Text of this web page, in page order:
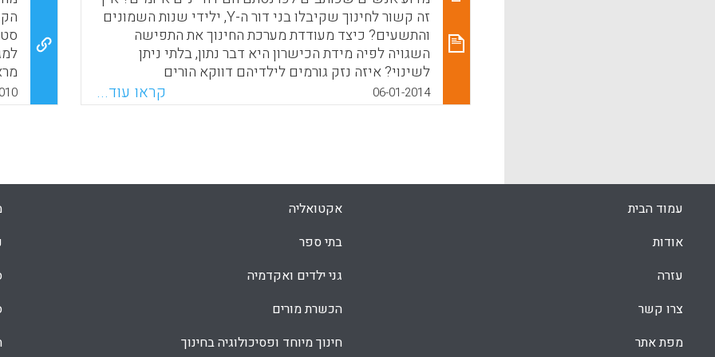
התייחסות להיבטים של תוקף חברתי במחקרים, (ה) זיהוי
של מרכיבי מפתח בתוכניות חונכות על בסיס המחקרים
שנסקרו (Susan Gershenfeld).
WhatsApp
Facebook
Email
X
זה קשור לחינוך שקיבלו בני דור ה-Y, ילידי שנות השמונים
והתשעים? כיצד מעודדת מערכת החינוך את התפישה
השגויה לפיה מידת הכישרון היא דבר נתון, בלתי ניתן
לשינוי? איזה נזק גורמים לילדיהם דווקא הורים
"משקיענים"?
06-01-2014 קראו עוד...
עמוד הבית
אודות
עזרה
צרו קשר
מפת אתר
אקטואליה
בתי ספר
גני ילדים ואקדמיה
הכשרת מורים
חינוך מיוחד ופסיכולוגיה בחינוך